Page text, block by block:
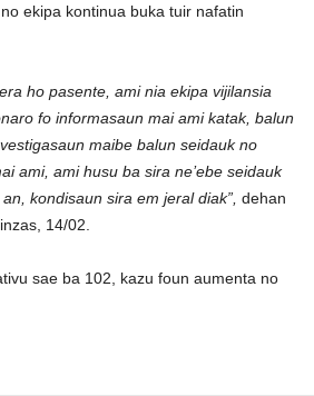
ekipa kontinua buka tuir nafatin
ho pasente, ami nia ekipa vijilansia
fo informasaun mai ami katak, balun
maibe balun seidauk no
ami, ami husu ba sira ne’ebe seidauk
kondisaun sira em jeral diak”, dehan
14/02.
sae ba 102, kazu foun aumenta no